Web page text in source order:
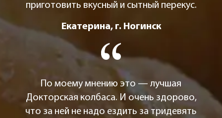
приготовить вкусный и сытный перекус.
Екатерина, г. Ногинск
По моему мнению это — лучшая
Докторская колбаса. И очень здорово,
что за ней не надо ездить за тридевять